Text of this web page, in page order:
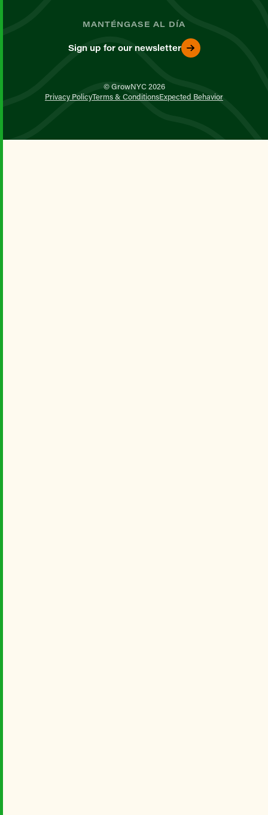
MANTÉNGASE AL DÍA
Sign up for our newsletter
© GrowNYC 2026
Privacy PolicyTerms & ConditionsExpected Behavior